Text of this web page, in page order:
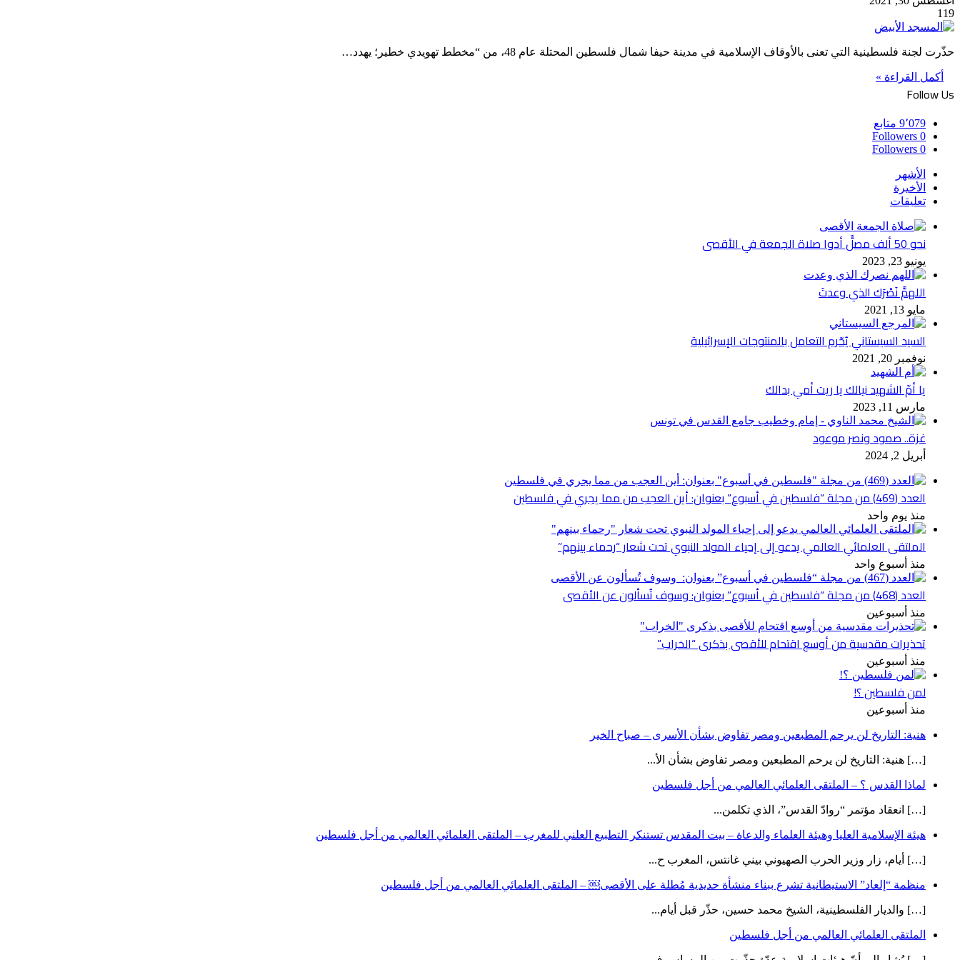
119
حذّرت لجنة فلسطينية التي تعنى بالأوقاف الإسلامية في مدينة حيفا شمال فلسطين المحتلة عام 48، من “مخطط تهويدي خطير؛ يهدد…
أكمل القراءة »
Follow Us
9٬079 متابع
0
Followers
0
Followers
الأشهر
الأخيرة
تعليقات
نحو 50 ألف مصلٍّ أدوا صلاة الجمعة في الأقصى
يونيو 23, 2023
اللهمَّ نَصْرَك الذي وعدتَ
مايو 13, 2021
السيد السيستاني يُحّرم التعامل بالمنتوجات الإسرائيلية
نوفمبر 20, 2021
يا أمّ الشهيد نيالك يا ريت أمي بدالك
مارس 11, 2023
غزة.. صمود ونصر موعود
أبريل 2, 2024
العدد (469) من مجلة “فلسطين في أسبوع” بعنوان: أين العجب من مما يجري في فلسطين
منذ يوم واحد
الملتقى العلمائي العالمي يدعو إلى إحياء المولد النبوي تحت شعار “رحماء بينهم”
منذ أسبوع واحد
العدد (468) من مجلة “فلسطين في أسبوع” بعنوان: وسوف تُسألون عن الأقصى
منذ أسبوعين
تحذيرات مقدسية من أوسع اقتحام للأقصى بذكرى “الخراب”
منذ أسبوعين
لمن فلسطين ؟!
منذ أسبوعين
هنية: التاريخ لن يرحم المطبعين ومصر تفاوض بشأن الأسرى – صباح الخير
[…] هنية: التاريخ لن يرحم المطبعين ومصر تفاوض بشأن الأ...
لماذا القدس ؟ – الملتقى العلمائي العالمي من أجل فلسطين
[…] انعقاد مؤتمر “روادّ القدس”، الذي تكلمن...
هيئة الإسلامية العليا وهيئة العلماء والدعاة – بيت المقدس تستنكر التطبيع العلني للمغرب – الملتقى العلمائي العالمي من أجل فلسطين
[…] أيام، زار وزير الحرب الصهيوني بيني غانتس، المغرب ح...
منظمة “إلعاد” الاستيطانية تشرع ببناء منشأة حديدية مُطلة على الأقصى￼ – الملتقى العلمائي العالمي من أجل فلسطين
[…] والديار الفلسطينية، الشيخ محمد حسين، حذّر قبل أيام...
الملتقى العلمائي العالمي من أجل فلسطين